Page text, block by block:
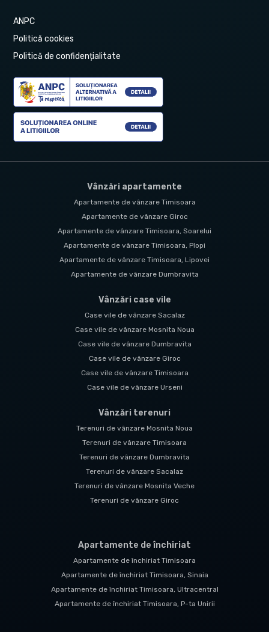
ANPC
Politică cookies
Politică de confidențialitate
Vânzări apartamente
Apartamente de vânzare Timisoara
Apartamente de vânzare Giroc
Apartamente de vânzare Timisoara, Soarelui
Apartamente de vânzare Timisoara, Plopi
Apartamente de vânzare Timisoara, Lipovei
Apartamente de vânzare Dumbravita
Vânzări case vile
Case vile de vânzare Sacalaz
Case vile de vânzare Mosnita Noua
Case vile de vânzare Dumbravita
Case vile de vânzare Giroc
Case vile de vânzare Timisoara
Case vile de vânzare Urseni
Vânzări terenuri
Terenuri de vânzare Mosnita Noua
Terenuri de vânzare Timisoara
Terenuri de vânzare Dumbravita
Terenuri de vânzare Sacalaz
Terenuri de vânzare Mosnita Veche
Terenuri de vânzare Giroc
Apartamente de închiriat
Apartamente de închiriat Timisoara
Apartamente de închiriat Timisoara, Sinaia
Apartamente de închiriat Timisoara, Ultracentral
Apartamente de închiriat Timisoara, P-ta Unirii